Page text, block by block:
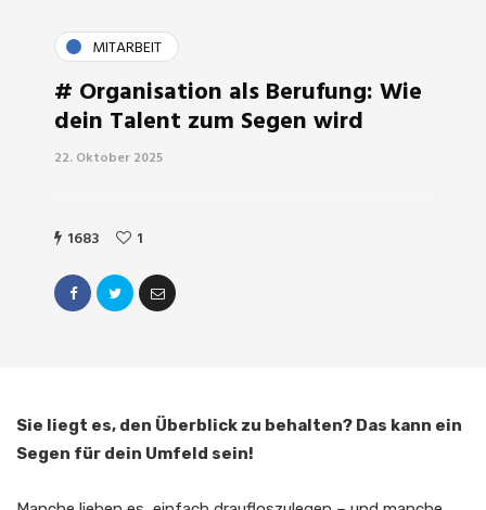
MITARBEIT
# Organisation als Berufung: Wie
dein Talent zum Segen wird​
22. Oktober 2025
1683 1
Sie liegt es, den Überblick zu behalten? Das kann ein
Segen für dein Umfeld sein!